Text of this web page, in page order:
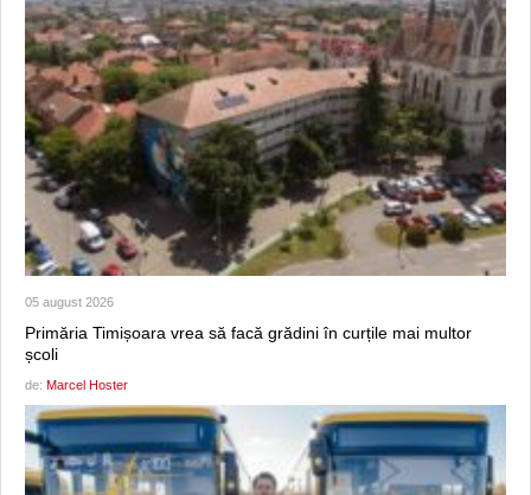
05 august 2026
Primăria Timișoara vrea să facă grădini în curțile mai multor
școli
de: Marcel Hoster